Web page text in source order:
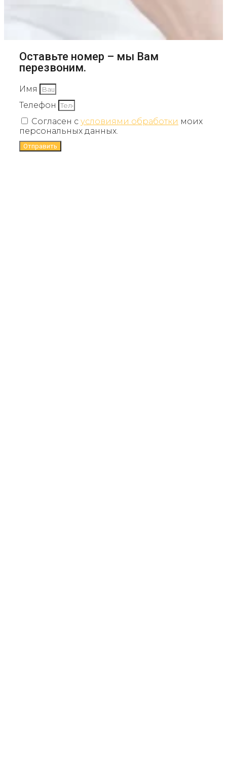
Оставьте номер – мы Вам
перезвоним.
Имя
Телефон
Согласен с условиями обработки моих
персональных данных.
Отправить